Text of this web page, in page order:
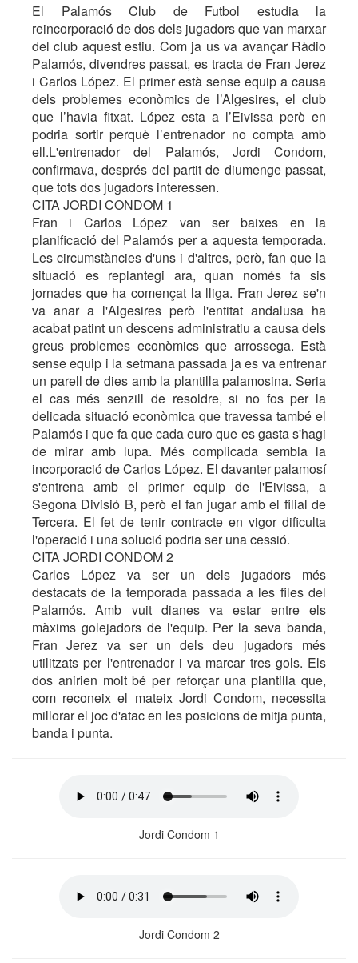
El Palamós Club de Futbol estudia la
reincorporació de dos dels jugadors que van marxar
del club aquest estiu. Com ja us va avançar Ràdio
Palamós, divendres passat, es tracta de Fran Jerez
i Carlos López. El primer està sense equip a causa
dels problemes econòmics de l’Algesires, el club
que l’havia fitxat. López esta a l’Eivissa però en
podria sortir perquè l’entrenador no compta amb
ell.L'entrenador del Palamós, Jordi Condom,
confirmava, després del partit de diumenge passat,
que tots dos jugadors interessen.
CITA JORDI CONDOM 1
Fran i Carlos López van ser baixes en la
planificació del Palamós per a aquesta temporada.
Les circumstàncies d'uns i d'altres, però, fan que la
situació es replantegi ara, quan només fa sis
jornades que ha començat la lliga. Fran Jerez se'n
va anar a l'Algesires però l'entitat andalusa ha
acabat patint un descens administratiu a causa dels
greus problemes econòmics que arrossega. Està
sense equip i la setmana passada ja es va entrenar
un parell de dies amb la plantilla palamosina. Seria
el cas més senzill de resoldre, si no fos per la
delicada situació econòmica que travessa també el
Palamós i que fa que cada euro que es gasta s'hagi
de mirar amb lupa. Més complicada sembla la
incorporació de Carlos López. El davanter palamosí
s'entrena amb el primer equip de l'Eivissa, a
Segona Divisió B, però el fan jugar amb el filial de
Tercera. El fet de tenir contracte en vigor dificulta
l'operació i una solució podria ser una cessió.
CITA JORDI CONDOM 2
Carlos López va ser un dels jugadors més
destacats de la temporada passada a les files del
Palamós. Amb vuit dianes va estar entre els
màxims golejadors de l'equip. Per la seva banda,
Fran Jerez va ser un dels deu jugadors més
utilitzats per l'entrenador i va marcar tres gols. Els
dos anirien molt bé per reforçar una plantilla que,
com reconeix el mateix Jordi Condom, necessita
millorar el joc d'atac en les posicions de mitja punta,
banda i punta.
Jordi Condom 1
Jordi Condom 2